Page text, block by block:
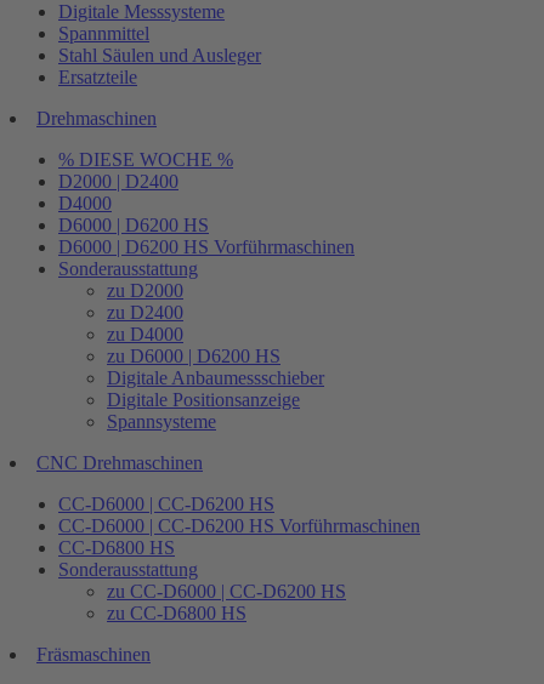
Digitale Messsysteme
Spannmittel
Stahl Säulen und Ausleger
Ersatzteile
Drehmaschinen
% DIESE WOCHE %
D2000 | D2400
D4000
D6000 | D6200 HS
D6000 | D6200 HS Vorführmaschinen
Sonderausstattung
zu D2000
zu D2400
zu D4000
zu D6000 | D6200 HS
Digitale Anbaumessschieber
Digitale Positionsanzeige
Spannsysteme
CNC Drehmaschinen
CC-D6000 | CC-D6200 HS
CC-D6000 | CC-D6200 HS Vorführmaschinen
CC-D6800 HS
Sonderausstattung
zu CC-D6000 | CC-D6200 HS
zu CC-D6800 HS
Fräsmaschinen